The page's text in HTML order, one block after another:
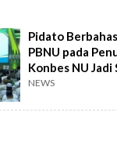
Pidato
PBNU pada
Konbes NU Jadi
NEWS